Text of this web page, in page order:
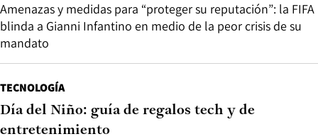
Amenazas y medidas para “proteger su reputación”: la FIFA
blinda a Gianni Infantino en medio de la peor crisis de su
mandato
TECNOLOGÍA
Día del Niño: guía de regalos tech y de
entretenimiento